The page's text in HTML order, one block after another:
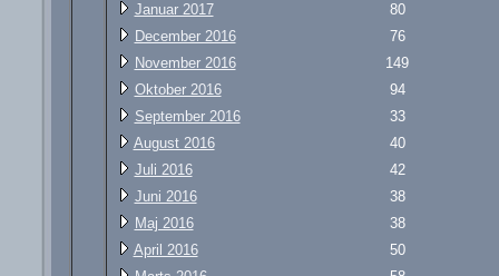
Januar 2017
80
December 2016
76
November 2016
149
Oktober 2016
94
September 2016
33
August 2016
40
Juli 2016
42
Juni 2016
38
Maj 2016
38
April 2016
50